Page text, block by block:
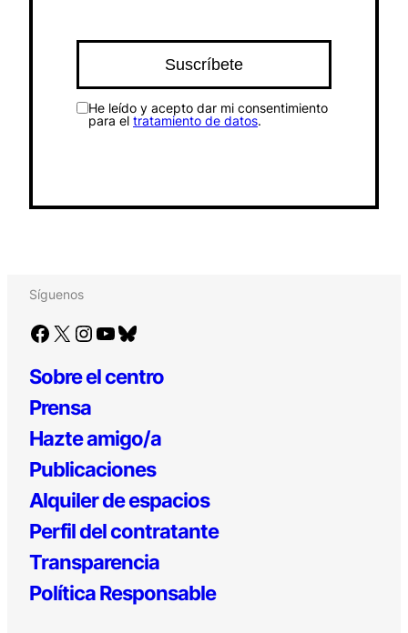
He leído y acepto dar mi consentimiento
para el tratamiento de datos.
Síguenos
Facebook X Instagram YouTube Bluesky
Sobre el centro
Prensa
Hazte amigo/a
Publicaciones
Alquiler de espacios
Perfil del contratante
Transparencia
Política Responsable